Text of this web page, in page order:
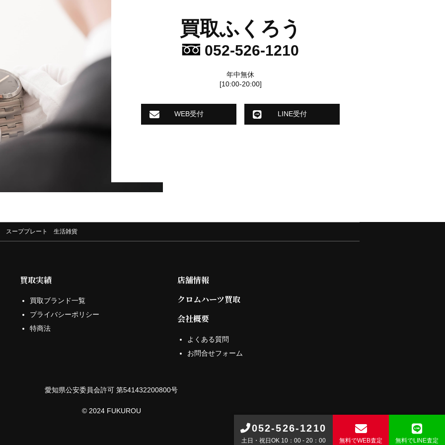
買取ふくろう
052-526-1210
年中無休
[10:00-20:00]
WEB受付 LINE受付
ーププレート 生活雑貨
買取実績
買取ブランド一覧
プライバシーポリシー
特商法
店舗情報
クロムハーツ買取
会社概要
よくある質問
お問合せフォーム
愛知県公安委員会許可 第541432200800号
© 2024 FUKUROU
052-526-1210
土日・祝日OK 10：00 - 20：00 無料でWEB査定 無料でLINE査定